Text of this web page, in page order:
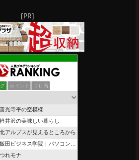
[PR]
ポイント ブロ画
善光寺平の空模様
軽井沢の美味しい暮らし
北アルプスが見えるところから
飯田ビジネス学院｜パソコン、簿記、公共職業訓練と求職者支援
つれモナ